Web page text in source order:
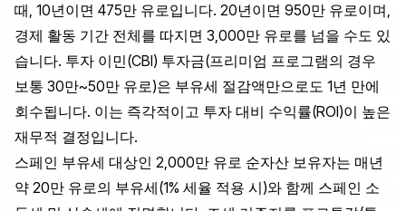
때, 10년이면 475만 유로입니다. 20년이면 950만 유로이며,
경제 활동 기간 전체를 따지면 3,000만 유로를 넘을 수도 있
습니다. 투자 이민(CBI) 투자금(프리미엄 프로그램의 경우
보통 30만~50만 유로)은 부유세 절감액만으로도 1년 만에
회수됩니다. 이는 즉각적이고 투자 대비 수익률(ROI)이 높은
재무적 결정입니다.
스페인 부유세 대상인 2,000만 유로 순자산 보유자는 매년
약 20만 유로의 부유세(1% 세율 적용 시)와 함께 스페인 소